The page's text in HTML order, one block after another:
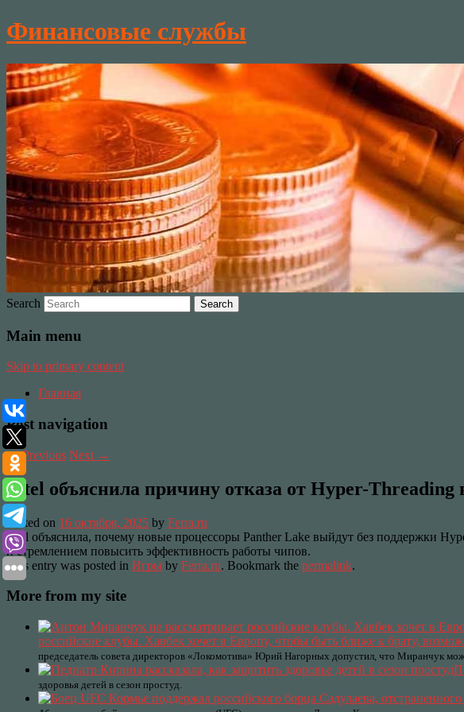
Финансовые службы
Search
Main menu
Skip to primary content
Главная
Post navigation
←Previous Next →
Intel объяснила причину отказа от Hyper-Threading
Posted on 16 октября, 2025 by Ferra.ru
Intel объяснила, почему новые процессоры Panther Lake выйдут без поддержки
и стремлением повысить эффективность работы чипов.
This entry was posted in Игры by Ferra.ru. Bookmark the permalink.
More from my site
российские клубы. Хавбек хочет в Европу, чтобы быть ближе к брату,
председатель совета директоров «Локомотива» Юрий Нагорных допустил, что Миранчук
здоровья детей в сезон простуд.